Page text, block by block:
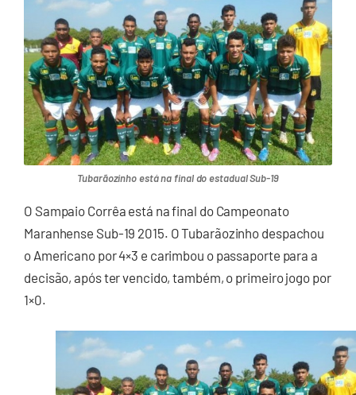
Tubarãozinho está na final do estadual Sub-19
O Sampaio Corrêa está na final do Campeonato
Maranhense Sub-19 2015. O Tubarãozinho despachou
o Americano por 4×3 e carimbou o passaporte para a
decisão, após ter vencido, também, o primeiro jogo por
1×0.